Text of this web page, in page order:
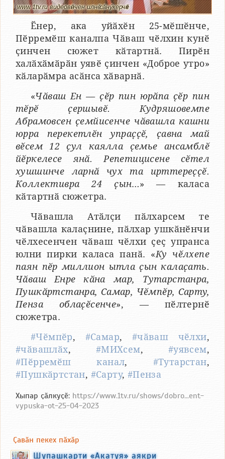
www.1tv.ru видеовӗнчен илнӗ сӑнӳкерчӗк
Ӗнер, ака уйӑхӗн 25-мӗшӗнче,
Пӗрремӗш каналпа Чӑваш чӗлхин кунӗ
ҫинчен сюжет кӑтартнӑ. Пирӗн
халӑхӑмӑрӑн уявӗ ҫинчен «Доброе утро»
кӑларӑмра асӑнса хӑварнӑ.
«Чӑваш Ен — ҫӗр пин юрӑпа ҫӗр пин
тӗрӗ ҫершывӗ. Кудряшовемпе
Абрамовсен ҫемйисенче чӑвашла кашни
юрра перекетлӗн упраҫҫӗ, ҫавна май
вӗсем 12 ҫул каялла ҫемье ансамблӗ
йӗркелесе янӑ. Репетицисене сӗтел
хушшинче ларнӑ чух та ирттереҫҫӗ.
Коллективра 24 ҫын…» — каласа
кӑтартнӑ сюжетра.
Чӑвашла Атӑлҫи пӑлхарсем те
чӑвашла калаҫнине, пӑлхар ушкӑнӗнчи
чӗлхесенчен чӑваш чӗлхи ҫеҫ упранса
юлни пирки каласа панӑ. «Ку чӗлхепе
паян пӗр миллион ытла ҫын калаҫать.
Чӑваш Енре кӑна мар, Тутарстанра,
Пушкӑртстанра, Самар, Чӗмпӗр, Сарту,
Пенза облаҫӗсенче», — пӗлтернӗ
сюжетра.
#Чӗмпӗр, #Самар, #чӑваш чӗлхи,
#чӑвашлӑх, #МИХсем, #уявсем,
#Пӗрремӗш канал, #Тутарстан,
#Пушкӑртстан, #Сарту, #Пенза
Хыпар ҫӑлкуҫӗ: https://www.1tv.ru/shows/dobro...ent-
vypuska-ot-25-04-2023
Ҫавӑн пекех пӑхӑр
Шупашкарти «Акатуя» аякри